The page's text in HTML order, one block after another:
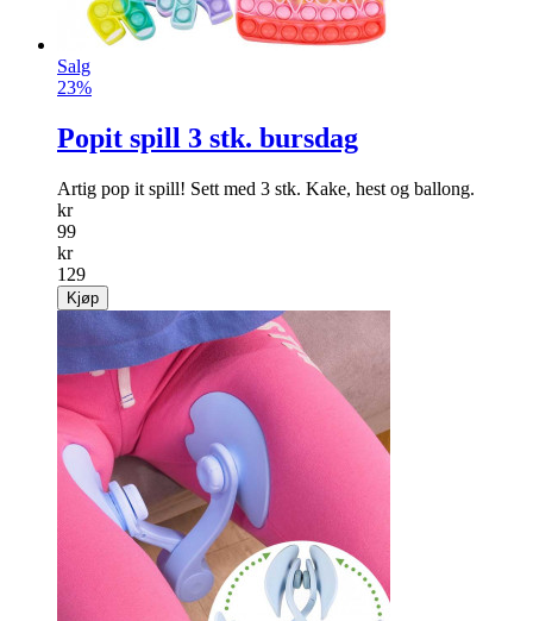
Salg
23%
Popit spill 3 stk. bursdag
Artig pop it spill! Sett med 3 stk. Kake, hest og ballong.